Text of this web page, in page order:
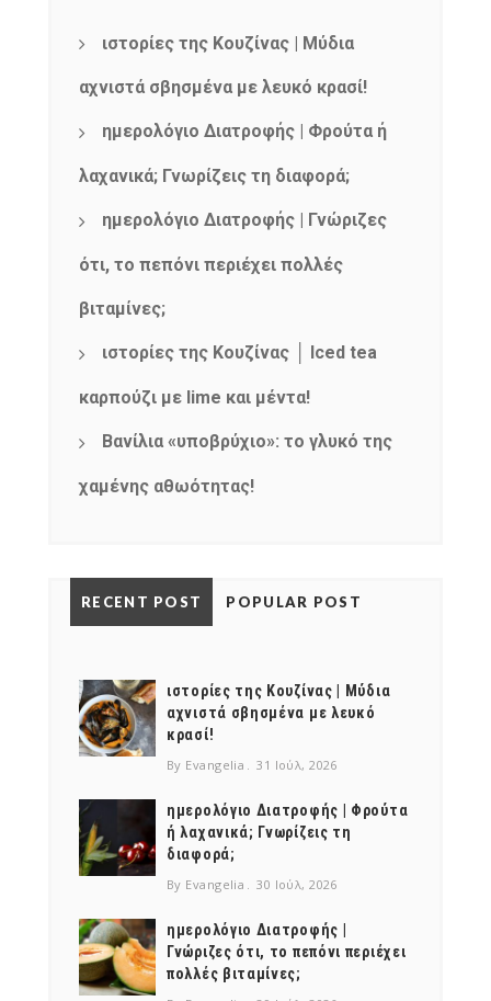
ιστορίες της Κουζίνας | Μύδια
αχνιστά σβησμένα με λευκό κρασί!
ημερολόγιο Διατροφής | Φρούτα ή
λαχανικά; Γνωρίζεις τη διαφορά;
ημερολόγιο Διατροφής | Γνώριζες
ότι, το πεπόνι περιέχει πολλές
βιταμίνες;
ιστορίες της Κουζίνας │ Iced tea
καρπούζι με lime και μέντα!
Βανίλια «υποβρύχιο»: το γλυκό της
χαμένης αθωότητας!
RECENT POST POPULAR POST
ιστορίες της Κουζίνας | Μύδια
αχνιστά σβησμένα με λευκό
κρασί!
By Evangelia 31 Ιούλ, 2026
ημερολόγιο Διατροφής | Φρούτα
ή λαχανικά; Γνωρίζεις τη
διαφορά;
By Evangelia 30 Ιούλ, 2026
ημερολόγιο Διατροφής |
Γνώριζες ότι, το πεπόνι περιέχει
πολλές βιταμίνες;